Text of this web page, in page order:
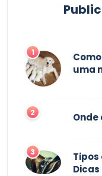
1
uma
2 Onde
3